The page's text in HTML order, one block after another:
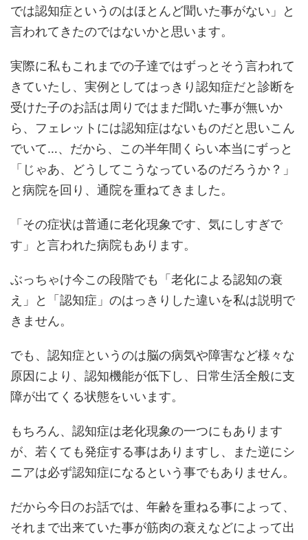
では認知症というのはほとんど聞いた事がない」と
言われてきたのではないかと思います。
実際に私もこれまでの子達ではずっとそう言われて
きていたし、実例としてはっきり認知症だと診断を
受けた子のお話は周りではまだ聞いた事が無いか
ら、フェレットには認知症はないものだと思いこん
でいて…、だから、この半年間くらい本当にずっと
「じゃあ、どうしてこうなっているのだろうか？」
と病院を回り、通院を重ねてきました。
「その症状は普通に老化現象です、気にしすぎで
す」と言われた病院もあります。
ぶっちゃけ今この段階でも「老化による認知の衰
え」と「認知症」のはっきりした違いを私は説明で
きません。
でも、認知症というのは脳の病気や障害など様々な
原因により、認知機能が低下し、日常生活全般に支
障が出てくる状態をいいます。
もちろん、認知症は老化現象の一つにもあります
が、若くても発症する事はありますし、また逆にシ
ニアは必ず認知症になるという事でもありません。
だから今日のお話では、年齢を重ねる事によって、
それまで出来ていた事が筋肉の衰えなどによって出